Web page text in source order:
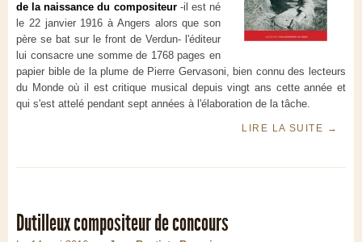
de la naissance du compositeur-il est né
le 22 janvier 1916 à Angers alors que son
père se bat sur le front de Verdun- l'éditeur
lui consacre une somme de 1768 pages en
papier bible de la plume de Pierre Gervasoni, bien connu des lecteurs
du Monde où il est critique musical depuis vingt ans cette année et
qui s'est attelé pendant sept années à l'élaboration de la tâche.
LIRE LA SUITE →
Dutilleux compositeur de concours